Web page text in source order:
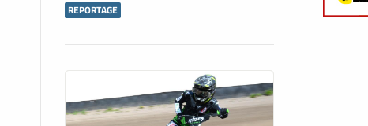
REPORTAGE